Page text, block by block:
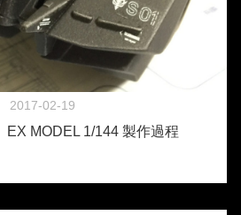
2017-02-19
MODEL 1/144 製作過程